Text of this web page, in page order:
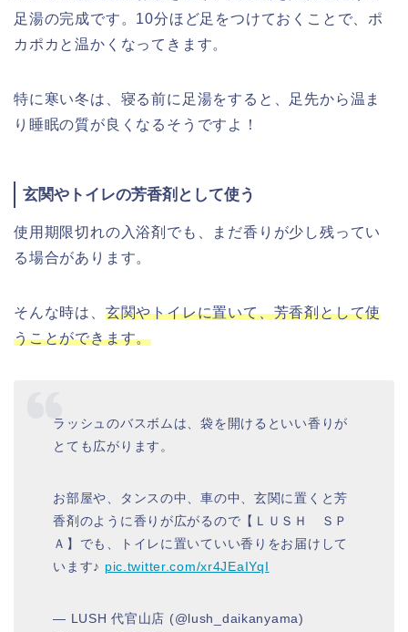
足湯の完成です。10分ほど足をつけておくことで、ポ
カポカと温かくなってきます。
特に寒い冬は、寝る前に足湯をすると、足先から温ま
り睡眠の質が良くなるそうですよ！
玄関やトイレの芳香剤として使う
使用期限切れの入浴剤でも、まだ香りが少し残ってい
る場合があります。
そんな時は、 玄関やトイレに置いて、芳香剤として使
うことができます。
ラッシュのバスボムは、袋を開けるといい香りが
とても広がります。
お部屋や、タンスの中、車の中、玄関に置くと芳
香剤のように香りが広がるので【ＬＵＳＨ ＳＰ
Ａ】でも、トイレに置いていい香りをお届けして
います♪ pic.twitter.com/xr4JEaIYqI
— LUSH 代官山店 (@lush_daikanyama)